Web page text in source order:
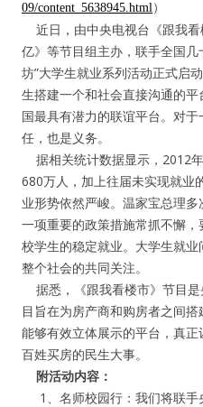
纪录片1 梦想开始的地方
纪录片2 青年人不同活法
纪录片3 我们都是青年偶像
活动
往届
出彩2016
变革2015
逐梦2014
辉煌2013
09/content_5638945.html）
近日，由中央电视台《跟我
亿》等节目组主办，联手全国
坊”大学生就业系列活动正式启
生搭建一个和社会直接沟通的
国最具有潜力的联谊平台。对
任，也是义务。
据相关统计数据显示，2012
680万人，加上往届未实现就业
业形势依然严峻。温家宝总理
一项重要的政策措施常抓不懈
校学生的稳定就业。大学生就
整个社会的共同关注。
据悉，《跟我看楼市》节目
目旨在为房产商和购房者之间
能够有效立体展示的平台，真
百姓买房的民生大事。
附活动内容：
1、名师校园行：我们将联手